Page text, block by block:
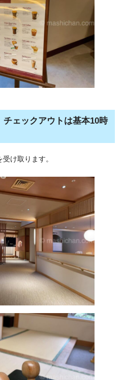
ェックアウトは基本10時
け取ります。